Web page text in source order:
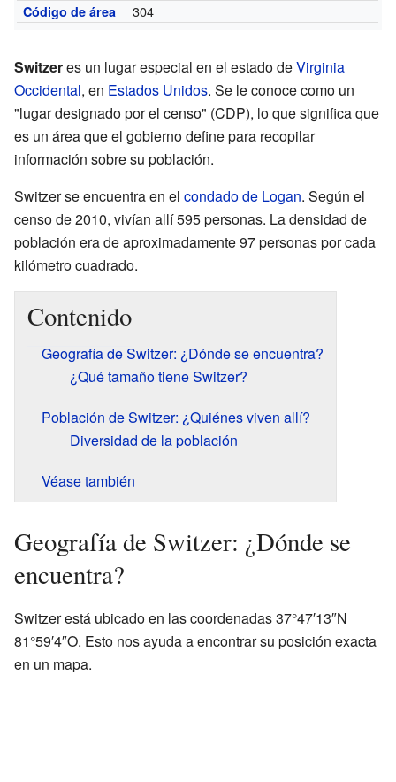
Código de área 304
Switzeres un lugar especial en el estado deVirginia
Occidental, en Estados Unidos. Se le conoce como un
"lugar designado por el censo" (CDP), lo que significa que
es un área que el gobierno define para recopilar
información sobre su población.
Switzer se encuentra en el condado de Logan. Según el
censo de 2010, vivían allí 595 personas. La densidad de
población era de aproximadamente 97 personas por cada
kilómetro cuadrado.
Contenido
Geografía de Switzer: ¿Dónde se encuentra?
¿Qué tamaño tiene Switzer?
Población de Switzer: ¿Quiénes viven allí?
Diversidad de la población
Véase también
Geografía de Switzer: ¿Dónde se
encuentra?
Switzer está ubicado en las coordenadas 37°47′13″N
81°59′4″O. Esto nos ayuda a encontrar su posición exacta
en un mapa.